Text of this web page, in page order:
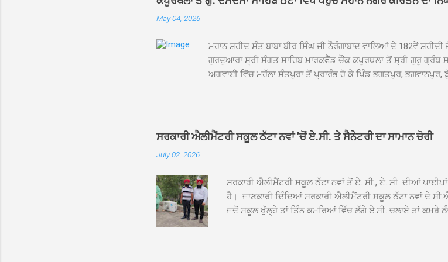
May 04, 2026
ਮਹਾਨ ਸ਼ਹੀਦ ਸੰਤ ਬਾਬਾ ਬੀਰ ਸਿੰਘ ਜੀ ਨੌਰੰਗਾਬਾਦ ਵਾਲਿਆਂ ਦੇ 182ਵੇਂ
ਗੁਰਦੁਆਰਾ ਸ੍ਰੀ ਸੰਗਤ ਸਾਹਿਬ ਮਾਰਕਫੈੱਡ ਚੌਂਕ ਕਪੂਰਥਲਾ ਤੋਂ ਸ੍ਰੀ ਗੁਰੂ ਗ੍ਰੰਥ
ਅਗਵਾਈ ਵਿੱਚ ਮਹੱਲਾ ਸੰਤਪੁਰਾ ਤੋਂ ਪ੍ਰਾਰੰਭ ਹੋ ਕੇ ਪਿੰਡ ਭਗਤਪੁਰ,
ਪਹੁੰਚਿਆ। ਨਗਰ ਕੀਰਤਨ ਦੇ ਗੁਰਦੁਆਰਾ ਸ੍ਰੀ ਦਮਦਮਾ ਸਾਹਿਬ ਠੱਟਾ ਵਿਖੇ
ਦੀਆਂ ਸੰਗਤਾਂ ਵੱਲੋਂ ਜੈਕਾਰਿਆਂ ਦੀ ਗੂੰਜ ਵਿਚ ਨਿੱਘਾ ਸਵਾਗਤ ਕੀਤਾ ਗਿਆ।
ਸਮਾਪਤੀ ਦੀ ਅਰਦਾਸ ਹੋਈ। ਇਸ ਮੌਕੇ ਪੰਜ ਪਿਆਰੇ ਸਾਹਿਬਾਨ ਤੇ ਨਗਰ
ਮੁੱਖ ਸੇਵਾਦਾਰ ਸੰਤ ਬਾਬਾ ਹਰਜੀਤ ਸਿੰਘ ਵੱਲੋਂ ਸਿਰੋਪਾਓ ਦੇ ਕੇ ਵਿਸ਼ੇਸ਼ ਤੌਰ ’ਤੇ
ਸਰਕਾਰੀ ਐਲੀਮੈਂਟਰੀ ਸਕੂਲ ਠੱਟਾ ਨਵਾਂ ’ਚੋਂ ਏ.ਸੀ. ਤੇ ਸੈਨੇਟਰੀ ਦਾ ਸਾਮਾਨ ਚੋਰੀ
July 02, 2026
ਸਰਕਾਰੀ ਐਲੀਮੈਂਟਰੀ ਸਕੂਲ ਠੱਟਾ ਨਵਾਂ ਤੋਂ ਏ. ਸੀ., ਏ. ਸੀ. ਦੀਆਂ
ਹੈ। ਜਾਣਕਾਰੀ ਦਿੰਦਿਆਂ ਸਰਕਾਰੀ ਐਲੀਮੈਂਟਰੀ ਸਕੂਲ ਠੱਟਾ ਨਵਾਂ ਦੇ
ਜਦੋਂ ਸਕੂਲ ਖੁੱਲ੍ਹੇ ਤਾਂ ਤਿੰਨ ਕਮਰਿਆਂ ਵਿੱਚ ਲੱਗੇ ਏ.ਸੀ. ਚਲਾਏ ਤਾਂ ਕਮਰੇ
ਹੋਈਆਂ ਸਨ। ਉਨ੍ਹਾਂ ਦੱਸਿਆ ਕਿ ਉਹ ਛੁੱਟੀਆਂ ਦੌਰਾਨ ਵੀ ਸਕੂਲ ਗੇੜਾ
20 ਤੋਂ 30 ਜੂਨ ਵਿਚਕਾਰ ਹੋਈ ਜਾਪਦੀ ਹੈ। ਇਸ ਮੌਕੇ ਸਕੂਲ ਸਟਾਫ